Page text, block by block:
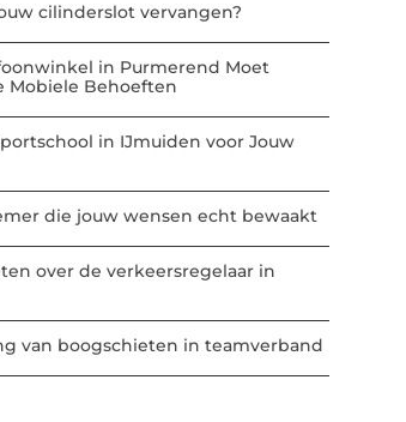
cilinderslot vervangen?
in Purmerend Moet
Mobiele Behoeften
in IJmuiden voor Jouw
die jouw wensen echt bewaakt
over de verkeersregelaar in
van boogschieten in teamverband